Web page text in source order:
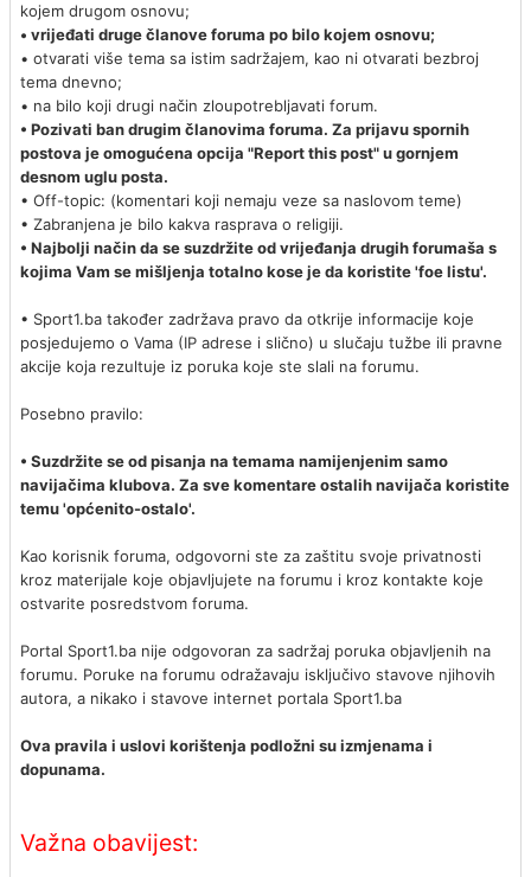
kojem drugom osnovu;
• vrijeđati druge članove foruma po bilo kojem osnovu;
• otvarati više tema sa istim sadržajem, kao ni otvarati bezbroj
tema dnevno;
• na bilo koji drugi način zloupotrebljavati forum.
• Pozivati ban drugim članovima foruma. Za prijavu spornih
postova je omogućena opcija "Report this post" u gornjem
desnom uglu posta.
• Off-topic: (komentari koji nemaju veze sa naslovom teme)
• Zabranjena je bilo kakva rasprava o religiji.
• Najbolji način da se suzdržite od vrijeđanja drugih forumaša s
kojima Vam se mišljenja totalno kose je da koristite 'foe listu'.
• Sport1.ba također zadržava pravo da otkrije informacije koje
posjedujemo o Vama (IP adrese i slično) u slučaju tužbe ili pravne
akcije koja rezultuje iz poruka koje ste slali na forumu.
Posebno pravilo:
• Suzdržite se od pisanja na temama namijenjenim samo
navijačima klubova. Za sve komentare ostalih navijača koristite
temu 'općenito-ostalo'.
Kao korisnik foruma, odgovorni ste za zaštitu svoje privatnosti
kroz materijale koje objavljujete na forumu i kroz kontakte koje
ostvarite posredstvom foruma.
Portal Sport1.ba nije odgovoran za sadržaj poruka objavljenih na
forumu. Poruke na forumu odražavaju isključivo stavove njihovih
autora, a nikako i stavove internet portala Sport1.ba
Ova pravila i uslovi korištenja podložni su izmjenama i
dopunama.
Važna obavijest: